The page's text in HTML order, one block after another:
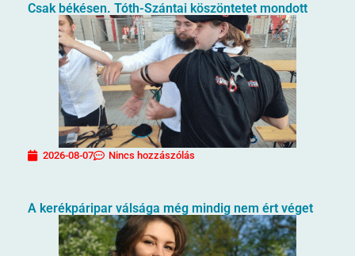
Csak békésen. Tóth-Szántai köszöntetet mondott
2026-08-07 Nincs hozzászólás
A kerékpáripar válsága még mindig nem ért véget